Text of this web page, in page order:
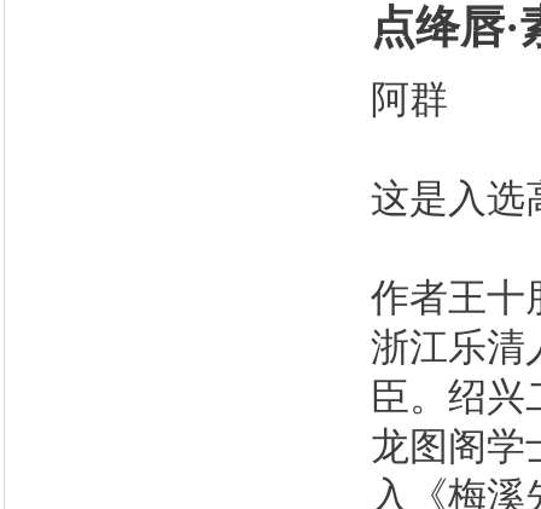
点绛唇
阿群
这是入选
作者王十
浙江乐清
臣。绍兴
龙图阁学
入《梅溪